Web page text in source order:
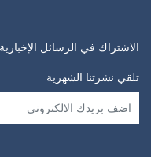
الاشتراك في الرسائل الإخبارية
تلقي نشرتنا الشهرية